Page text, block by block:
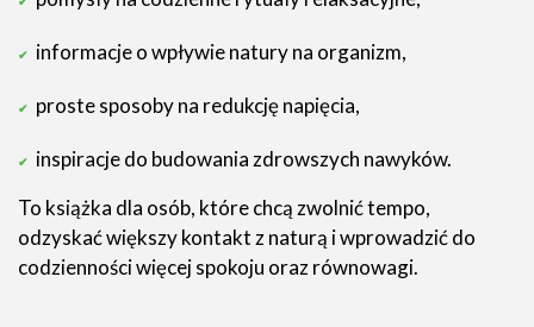
informacje o wpływie natury na organizm,
proste sposoby na redukcję napięcia,
inspiracje do budowania zdrowszych nawyków.
To książka dla osób, które chcą zwolnić tempo,
odzyskać większy kontakt z naturą i wprowadzić do
codzienności więcej spokoju oraz równowagi.